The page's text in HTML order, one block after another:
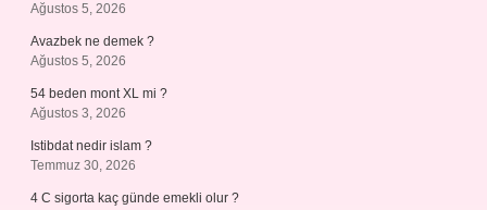
Ağustos 5, 2026
Avazbek ne demek ?
Ağustos 5, 2026
54 beden mont XL mi ?
Ağustos 3, 2026
Istibdat nedir islam ?
Temmuz 30, 2026
4 C sigorta kaç günde emekli olur ?